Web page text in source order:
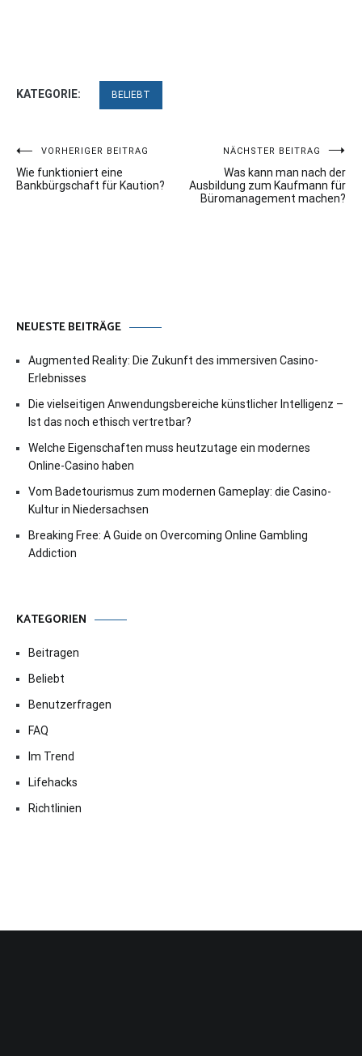
KATEGORIE: BELIEBT
Beitragsnavigation
VORHERIGER BEITRAG
Wie funktioniert eine
Bankbürgschaft für Kaution?
NÄCHSTER BEITRAG
Was kann man nach der
Ausbildung zum Kaufmann für
Büromanagement machen?
NEUESTE BEITRÄGE
Augmented Reality: Die Zukunft des immersiven Casino-
Erlebnisses
Die vielseitigen Anwendungsbereiche künstlicher Intelligenz –
Ist das noch ethisch vertretbar?
Welche Eigenschaften muss heutzutage ein modernes
Online-Casino haben
Vom Badetourismus zum modernen Gameplay: die Casino-
Kultur in Niedersachsen
Breaking Free: A Guide on Overcoming Online Gambling
Addiction
KATEGORIEN
Beitragen
Beliebt
Benutzerfragen
FAQ
Im Trend
Lifehacks
Richtlinien